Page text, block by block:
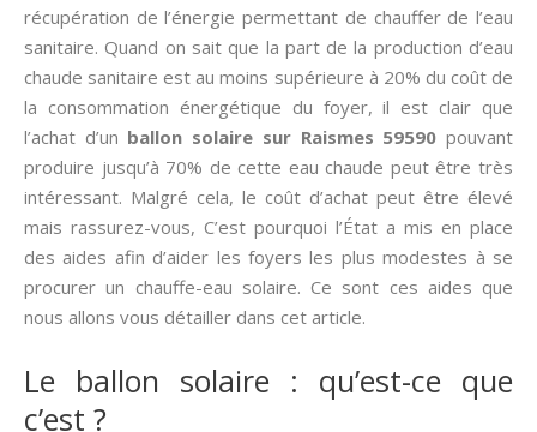
récupération de l’énergie permettant de chauffer de l’eau
sanitaire. Quand on sait que la part de la production d’eau
chaude sanitaire est au moins supérieure à 20% du coût de
la consommation énergétique du foyer, il est clair que
l’achat d’un ballon solaire sur Raismes 59590 pouvant
produire jusqu’à 70% de cette eau chaude peut être très
intéressant. Malgré cela, le coût d’achat peut être élevé
mais rassurez-vous, C’est pourquoi l’État a mis en place
des aides afin d’aider les foyers les plus modestes à se
procurer un chauffe-eau solaire. Ce sont ces aides que
nous allons vous détailler dans cet article.
Le ballon solaire : qu’est-ce que
c’est ?